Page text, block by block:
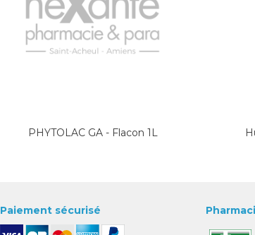
PHYTOLAC GA - Flacon 1L
Paiement sécurisé